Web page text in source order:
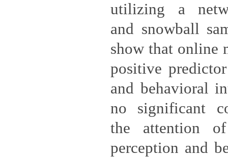
utilizing a
and snowball
show that online
positive
and behavioral
no significant
the attention
perception and